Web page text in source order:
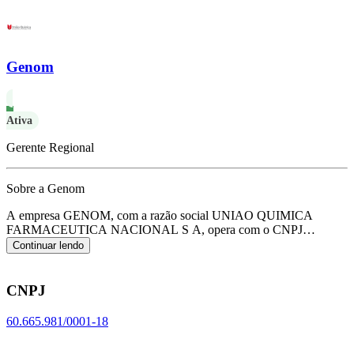
Genom
Ativa
Gerente Regional
Sobre a Genom
A empresa GENOM, com a razão social UNIAO QUIMICA
FARMACEUTICA NACIONAL S A, opera com o CNPJ
60.665.981/0001-18 e tem sua sede localizada em Embu-Guacu/SP.
Seu foco principal de atuação é de fabricação de medicamentos
2121-1/01.
Continuar lendo
CNPJ
60.665.981/0001-18